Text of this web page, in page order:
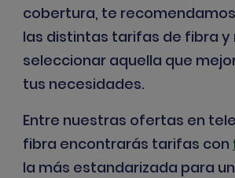
cobertura, te
las distintas tarifas de fibra y
seleccionar aquella que
tus necesidades.
Entre nuestras ofertas en
fibra encontrarás tarifas con
la más estandarizada para